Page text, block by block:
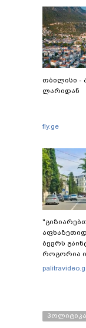
თბილისი -
ლარიდან
fly.ge
ბევრს
როგორია
დღეს" - რა
პოლიტიკა